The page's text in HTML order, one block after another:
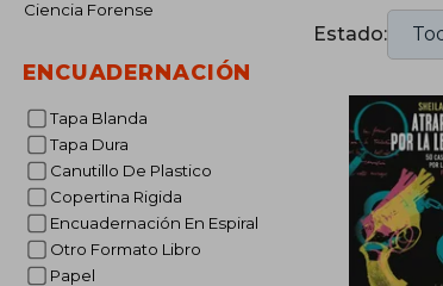
Ciencia Forense
ENCUADERNACIÓN
Tapa Blanda
Tapa Dura
Canutillo De Plastico
Copertina Rigida
Encuadernación En Espiral
Otro Formato Libro
Papel
Estado: